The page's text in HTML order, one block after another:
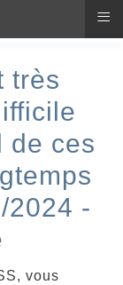
très
de ces
2024 -
vous
≡